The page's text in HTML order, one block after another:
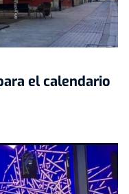
el calendario